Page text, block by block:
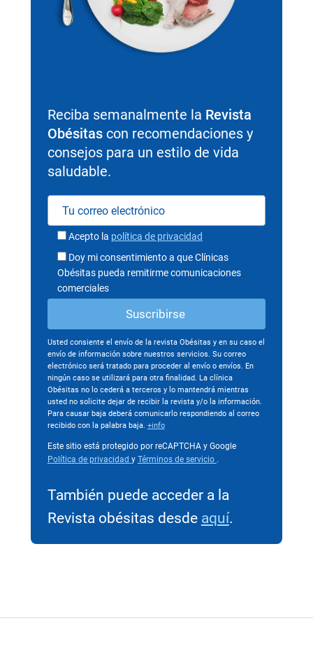
Reciba semanalmente la Revista
Obésitascon recomendaciones y
consejos para un estilo de vida
saludable.
Acepto la política de privacidad
Doy mi consentimiento a que Clínicas
Obésitas pueda remitirme comunicaciones
comerciales
Usted consiente el envío de la revista Obésitas y en su caso el
envío de información sobre nuestros servicios. Su correo
electrónico será tratado para proceder al envío o envíos. En
ningún caso se utilizará para otra finalidad. La clínica
Obésitas no lo cederá a terceros y lo mantendrá mientras
usted no solicite dejar de recibir la revista y/o la información.
Para causar baja deberá comunicarlo respondiendo al correo
recibido con la palabra baja. +info
Este sitio está protegido por reCAPTCHA y Google
Política de privacidad y Términos de servicio .
También puede acceder a la
Revista obésitas desde aquí.